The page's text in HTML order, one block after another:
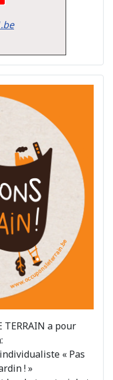
TERRAIN a pour
« Pas
! »